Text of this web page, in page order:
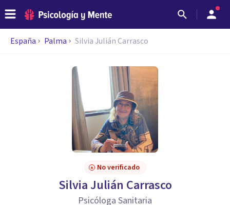
España Palma Silvia Julián Carrasco
No verificado
Silvia Julián Carrasco
Psicóloga Sanitaria